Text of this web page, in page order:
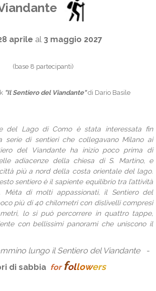
aprile al 3 maggio 2027
(base 8 partecipanti)
"Il Sentiero del Viandante" di Dario Basile
del Lago di Como è stata interessata fin
serie di sentieri che collegavano Milano ai
del Viandante ha inizio poco prima di
adiacenze della chiesa di S. Martino, e
più a nord della costa orientale del lago.
sentiero è il sapiente equilibrio tra l’attività
Mèta di molti appassionati, il Sentiero del
più di 40 chilometri con dislivelli compresi
lo si può percorrere in quattro tappe,
con bellissimi panorami che uniscono il
lungo il Sentiero del Viandante
-
di sabbia for followers